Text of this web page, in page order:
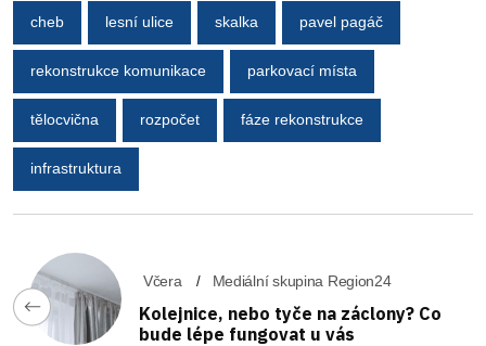
cheb lesní ulice skalka pavel pagáč
rekonstrukce komunikace parkovací místa
tělocvična rozpočet fáze rekonstrukce
infrastruktura
Včera Mediální skupina Region24
Kolejnice, nebo tyče na záclony? Co
bude lépe fungovat u vás